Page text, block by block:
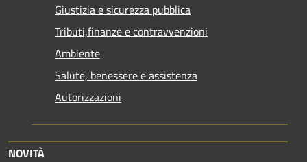
Giustizia e sicurezza pubblica
Tributi,finanze e contravvenzioni
Ambiente
Salute, benessere e assistenza
Autorizzazioni
NOVITÀ